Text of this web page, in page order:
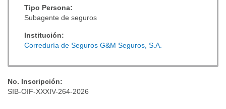
Tipo Persona:
Subagente de seguros
Institución:
Correduría de Seguros G&M Seguros, S.A.
No. Inscripción:
SIB-OIF-XXXIV-264-2026